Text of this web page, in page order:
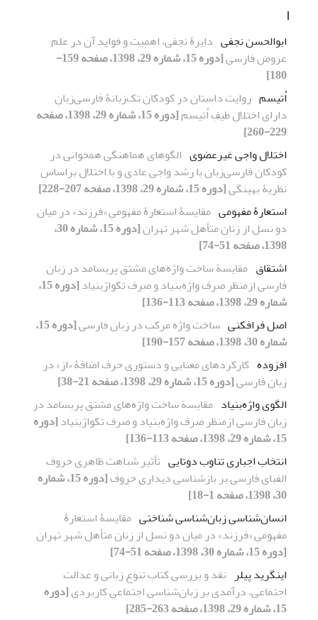
ا
ابوالحسن نجفی دایرۀ نجفی، اهمیت و فواید آن در علم
عروض فارسی
[دوره 15، شماره 29، 1398، صفحه 159-
180]
اُتیسم روایت داستان‌ در کودکان تک‌زبانۀ فارسی‌زبانِ
دارای ‌اختلالِ طیفِ اُتیسم
[دوره 15، شماره 29، 1398، صفحه
229-260]
اختلال واجی غیر‌عضوی الگوهای هماهنگی همخوانی در
کودکان فارسی‌زبان با رشد واجی عادی و با اختلال براساس
نظریۀ بهینگی[دوره 15، شماره 29، 1398، صفحه 207-228]
استعارۀ مفهومی مقایسۀ استعارۀ مفهومیِ «فرزند» در میان
دو نسل از زنان متأهل شهر تهران
[دوره 15، شماره 30،
1398، صفحه 51-74]
اشتقاق مقایسة ساخت واژه‌های مشتق پربسامد در زبان
فارسی ازمنظر صرف واژه‌بنیاد و صرف تکواژ‌بنیاد
[دوره 15،
شماره 29، 1398، صفحه 113-136]
اصل فرافکنی ساخت واژه مرکب در زبان فارسی
[دوره 15،
شماره 30، 1398، صفحه 157-190]
افزوده کارکردهای معنایی و دستوریِ حرف اضافۀ «از» در
زبان فارسی[دوره 15، شماره 29، 1398، صفحه 21-38]
الگوی واژه‌بنیاد مقایسة ساخت واژه‌های مشتق پربسامد در
زبان فارسی ازمنظر صرف واژه‌بنیاد و صرف تکواژ‌بنیاد[دوره
15، شماره 29، 1398، صفحه 113-136]
انتخاب اجباری تناوب دوتایی تأثیر شباهت ظاهری حروف
الفبای فارسی بر بازشناسی دیداری حروف
[دوره 15، شماره
30، 1398، صفحه 1-18]
انسان‌شناسی زبان‌شناسی شناختی مقایسۀ استعارۀ
مفهومیِ «فرزند» در میان دو نسل از زنان متأهل شهر تهران
[دوره 15، شماره 30، 1398، صفحه 51-74]
اینگرید پیلر نقد و بررسی کتابِ تنوع زبانی و عدالت
اجتماعی، درآمدی بر زبان‌شناسی اجتماعی کاربردی[دوره
15، شماره 29، 1398، صفحه 263-285]